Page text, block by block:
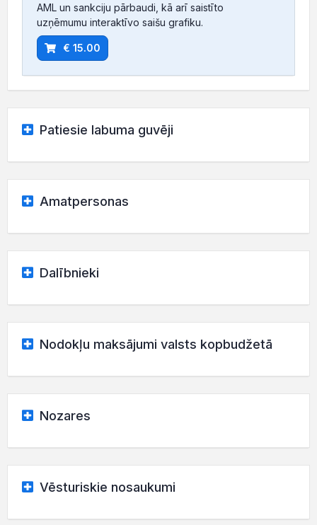
AML un sankciju pārbaudi, kā arī saistīto
uzņēmumu interaktīvo saišu grafiku.
€ 15.00
Patiesie labuma guvēji
Amatpersonas
Dalībnieki
Nodokļu maksājumi valsts kopbudžetā
Nozares
Vēsturiskie nosaukumi